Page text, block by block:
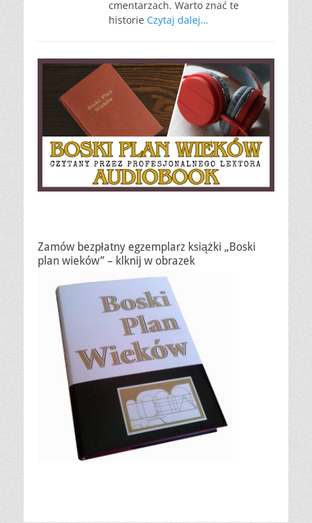
cmentarzach. Warto znać te
historie Czytaj dalej…
Zamów bezpłatny egzemplarz książki „Boski
plan wieków” – klknij w obrazek